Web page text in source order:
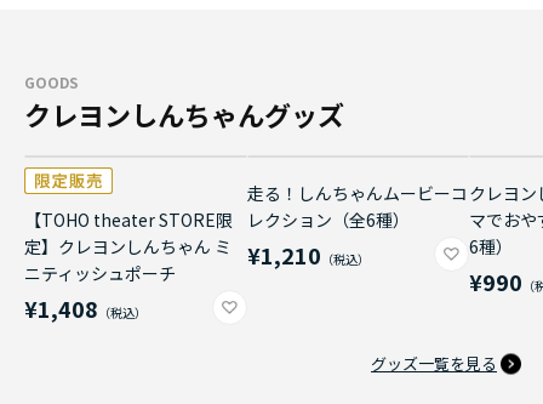
GOODS
クレヨンしんちゃんグッズ
【TOHO theater STORE限
定】クレヨンしんちゃん ミ
ニティッシュポーチ
¥1,408
走る！しんちゃんムービーコ
レクション（全6種）
¥1,210
クレヨ
マでお
6種）
¥990
グッズ一覧を見る